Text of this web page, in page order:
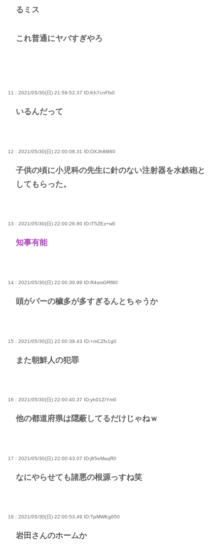
るミス
これ普通にヤバすぎやろ
11 : 2021/05/30(日) 21:59:52.37 ID:Kh7cnFfx0
いるんだって
12 : 2021/05/30(日) 22:00:08.31 ID:DXJh8l960
子供の頃に小児科の先生に針のない注射器を水鉄砲と
してもらった。
13 : 2021/05/30(日) 22:00:26.80 ID:iT5ZEz+w0
知事有能
14 : 2021/05/30(日) 22:00:30.99 ID:R4smGRf80
頭がパーの穢多が多すぎるんとちゃうか
15 : 2021/05/30(日) 22:00:39.43 ID:+mCZfx1g0
また朝鮮人の犯罪
16 : 2021/05/30(日) 22:00:40.37 ID:yh01Z/Ym0
他の都道府県は隠蔽してるだけじゃねｗ
17 : 2021/05/30(日) 22:00:43.07 ID:j65eMaqR0
なにやらせても諸悪の根源っすね笑
19 : 2021/05/30(日) 22:00:53.49 ID:TpMWKg650
岩田さんのホームか